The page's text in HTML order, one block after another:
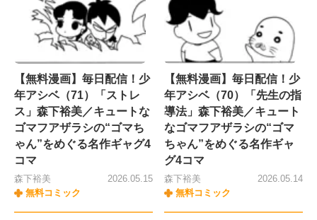
【無料漫画】毎日配信！少
年アシベ（71）「ストレ
ス」森下裕美／キュートな
ゴマフアザラシの“ゴマち
ゃん”をめぐる名作ギャグ4
コマ
森下裕美
無料コミック
2026.05.15
【無料漫画】毎日配信！少
年アシベ（70）「先生の指
導法」森下裕美／キュート
なゴマフアザラシの“ゴマ
ちゃん”をめぐる名作ギャ
グ4コマ
森下裕美
無料コミック
2026.05.14